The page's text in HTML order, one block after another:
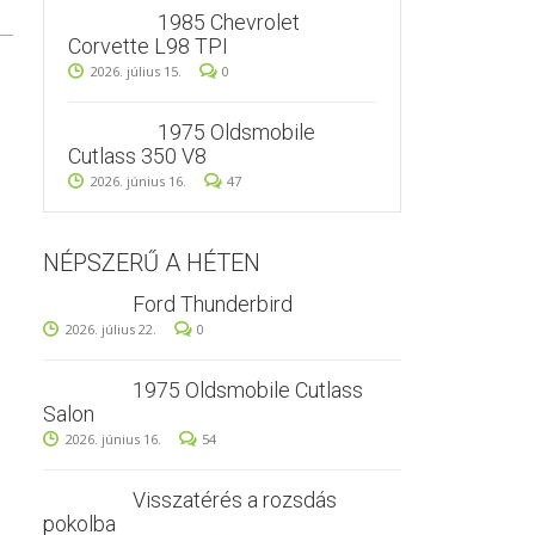
1985 Chevrolet
Corvette L98 TPI
2026. július 15. 0
1975 Oldsmobile
Cutlass 350 V8
2026. június 16. 47
NÉPSZERŰ A HÉTEN
Ford Thunderbird
2026. július 22. 0
1975 Oldsmobile Cutlass
Salon
2026. június 16. 54
Visszatérés a rozsdás
pokolba